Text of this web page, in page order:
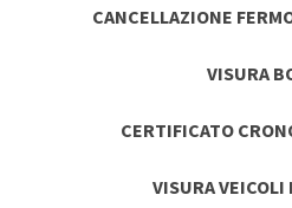
CANCELLAZIONE
VISURA
CERTIFICATO
VISURA